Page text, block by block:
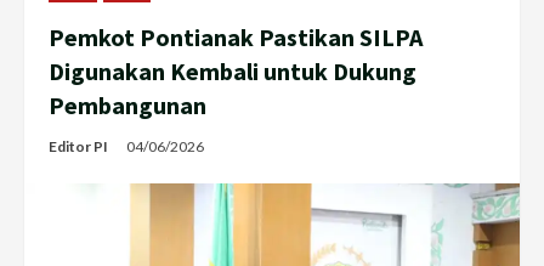
Pemkot Pontianak Pastikan SILPA
Digunakan Kembali untuk Dukung
Pembangunan
Editor PI 04/06/2026